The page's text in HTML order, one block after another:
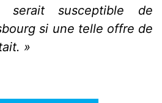
serait susceptible de
si une telle offre de
»